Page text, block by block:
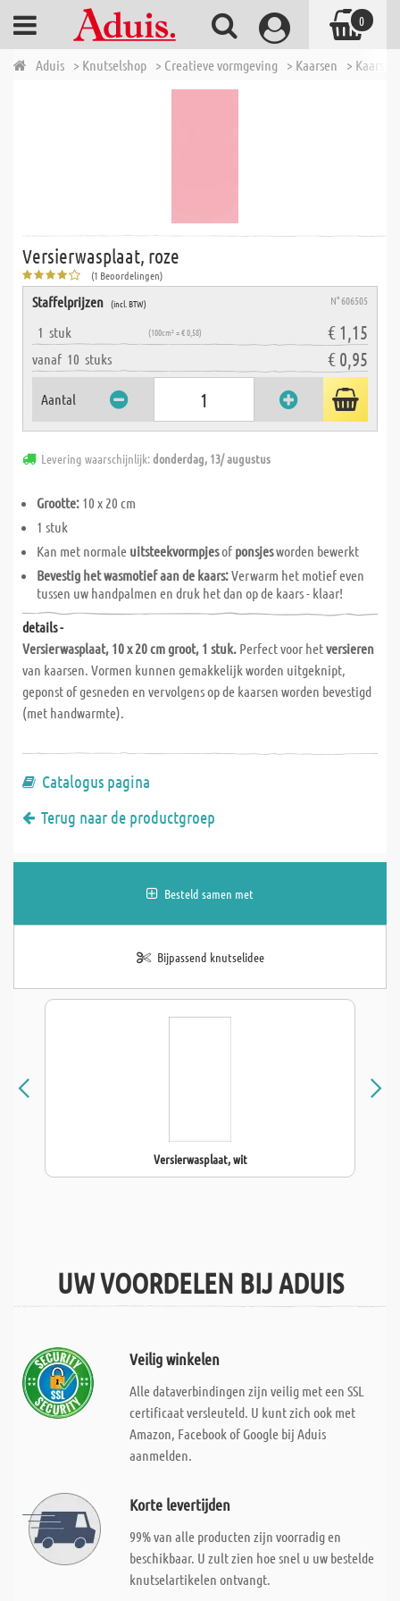
Aduis > Knutselshop > Creatieve vormgeving > Kaarsen >
Versierwasplaat, roze
(1 Beoordelingen)
Staffelprijzen (incl. BTW) N° 606505
1 stuk (100cm² = € 0,58) € 1,15
vanaf 10 stuks € 0,95
Aantal
Levering waarschijnlijk:donderdag, 13/ augustus
Grootte: 10 x 20 cm
1 stuk
Kan met normale uitsteekvormpjesof ponsjesworden bewerkt
Bevestig het wasmotief aan de kaars:Verwarm het motief even
tussen uw handpalmen en druk het dan op de kaars - klaar!
details -
Versierwasplaat, 10 x 20 cm groot, 1 stuk. Perfect voor hetversieren
van kaarsen. Vormen kunnen gemakkelijk worden uitgeknipt,
geponst of gesneden en vervolgens op de kaarsen worden bevestigd
(met handwarmte).
Catalogus pagina
Terug naar de productgroep
Besteld samen met
Bijpassend knutselidee
Versierwasplaat, wit
UW VOORDELEN BIJ ADUIS
Veilig winkelen
Alle dataverbindingen zijn veilig met een SSL
certificaat versleuteld. U kunt zich ook met
Amazon, Facebook of Google bij Aduis
aanmelden.
Korte levertijden
99% van alle producten zijn voorradig en
beschikbaar. U zult zien hoe snel u uw bestelde
knutselartikelen ontvangt.
0